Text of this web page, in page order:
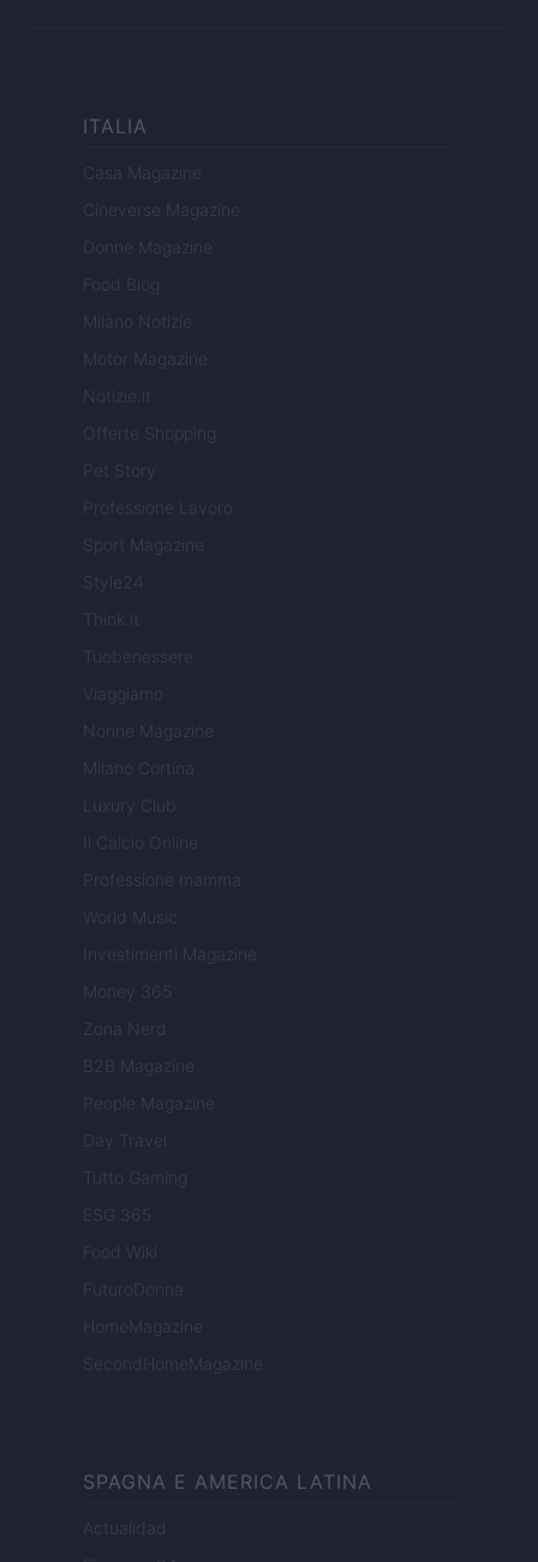
ITALIA
Casa Magazine
Cineverse Magazine
Donne Magazine
Food Blog
Milano Notizie
Motor Magazine
Notizie.it
Offerte Shopping
Pet Story
Professione Lavoro
Sport Magazine
Style24
Think.it
Tuobenessere
Viaggiamo
Nonne Magazine
Milano Cortina
Luxury Club
Il Calcio Online
Professione mamma
World Music
Investimenti Magazine
Money 365
Zona Nerd
B2B Magazine
People Magazine
Day Travel
Tutto Gaming
ESG 365
Food Wiki
FuturoDonna
HomeMagazine
SecondHomeMagazine
SPAGNA E AMERICA LATINA
Actualidad